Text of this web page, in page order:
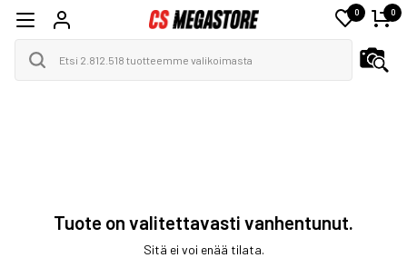
0 0
Tuote on valitettavasti vanhentunut.
Sitä ei voi enää tilata.